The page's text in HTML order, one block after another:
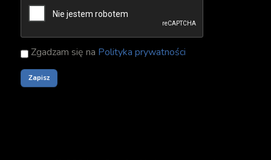
Zgadzam się na Polityka prywatności